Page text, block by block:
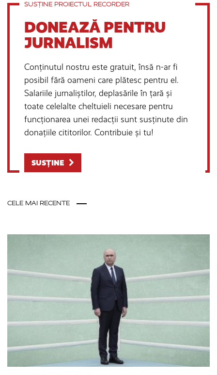
SUSȚINE PROIECTUL RECORDER
DONEAZĂ PENTRU
JURNALISM
Conținutul nostru este gratuit, însă n-ar fi
posibil fără oameni care plătesc pentru el.
Salariile jurnaliștilor, deplasările în țară și
toate celelalte cheltuieli necesare pentru
funcționarea unei redacții sunt susținute din
donațiile cititorilor. Contribuie și tu!
SUSȚINE
CELE MAI RECENTE